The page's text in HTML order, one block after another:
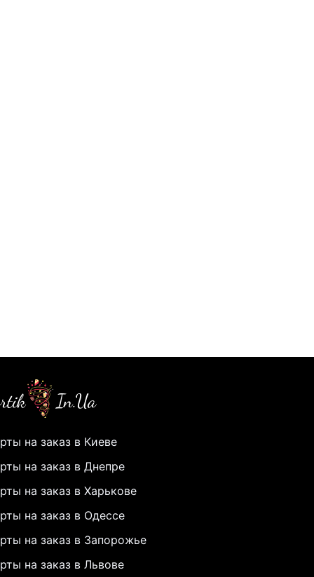
на заказ в Киеве
на заказ в Днепре
на заказ в Харькове
на заказ в Одессе
на заказ в Запорожье
на заказ в Львове